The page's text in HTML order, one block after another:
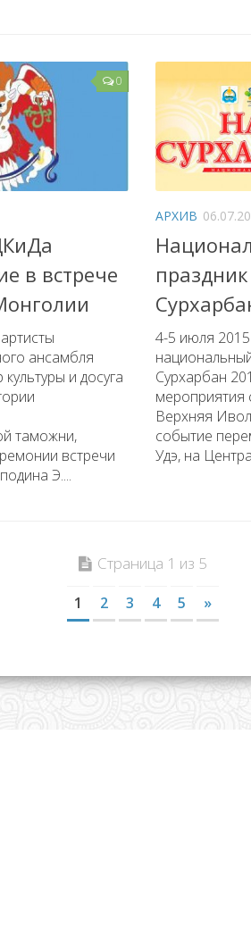
0
в встрече
ансамбля
и досуга
таможни,
встречи
Э....
АРХИВ
4-5 июля
Сурхарбан
мероприятия
Верхняя
событие
Удэ, на
Страница 1 из 5
1 2 3 4 5 »